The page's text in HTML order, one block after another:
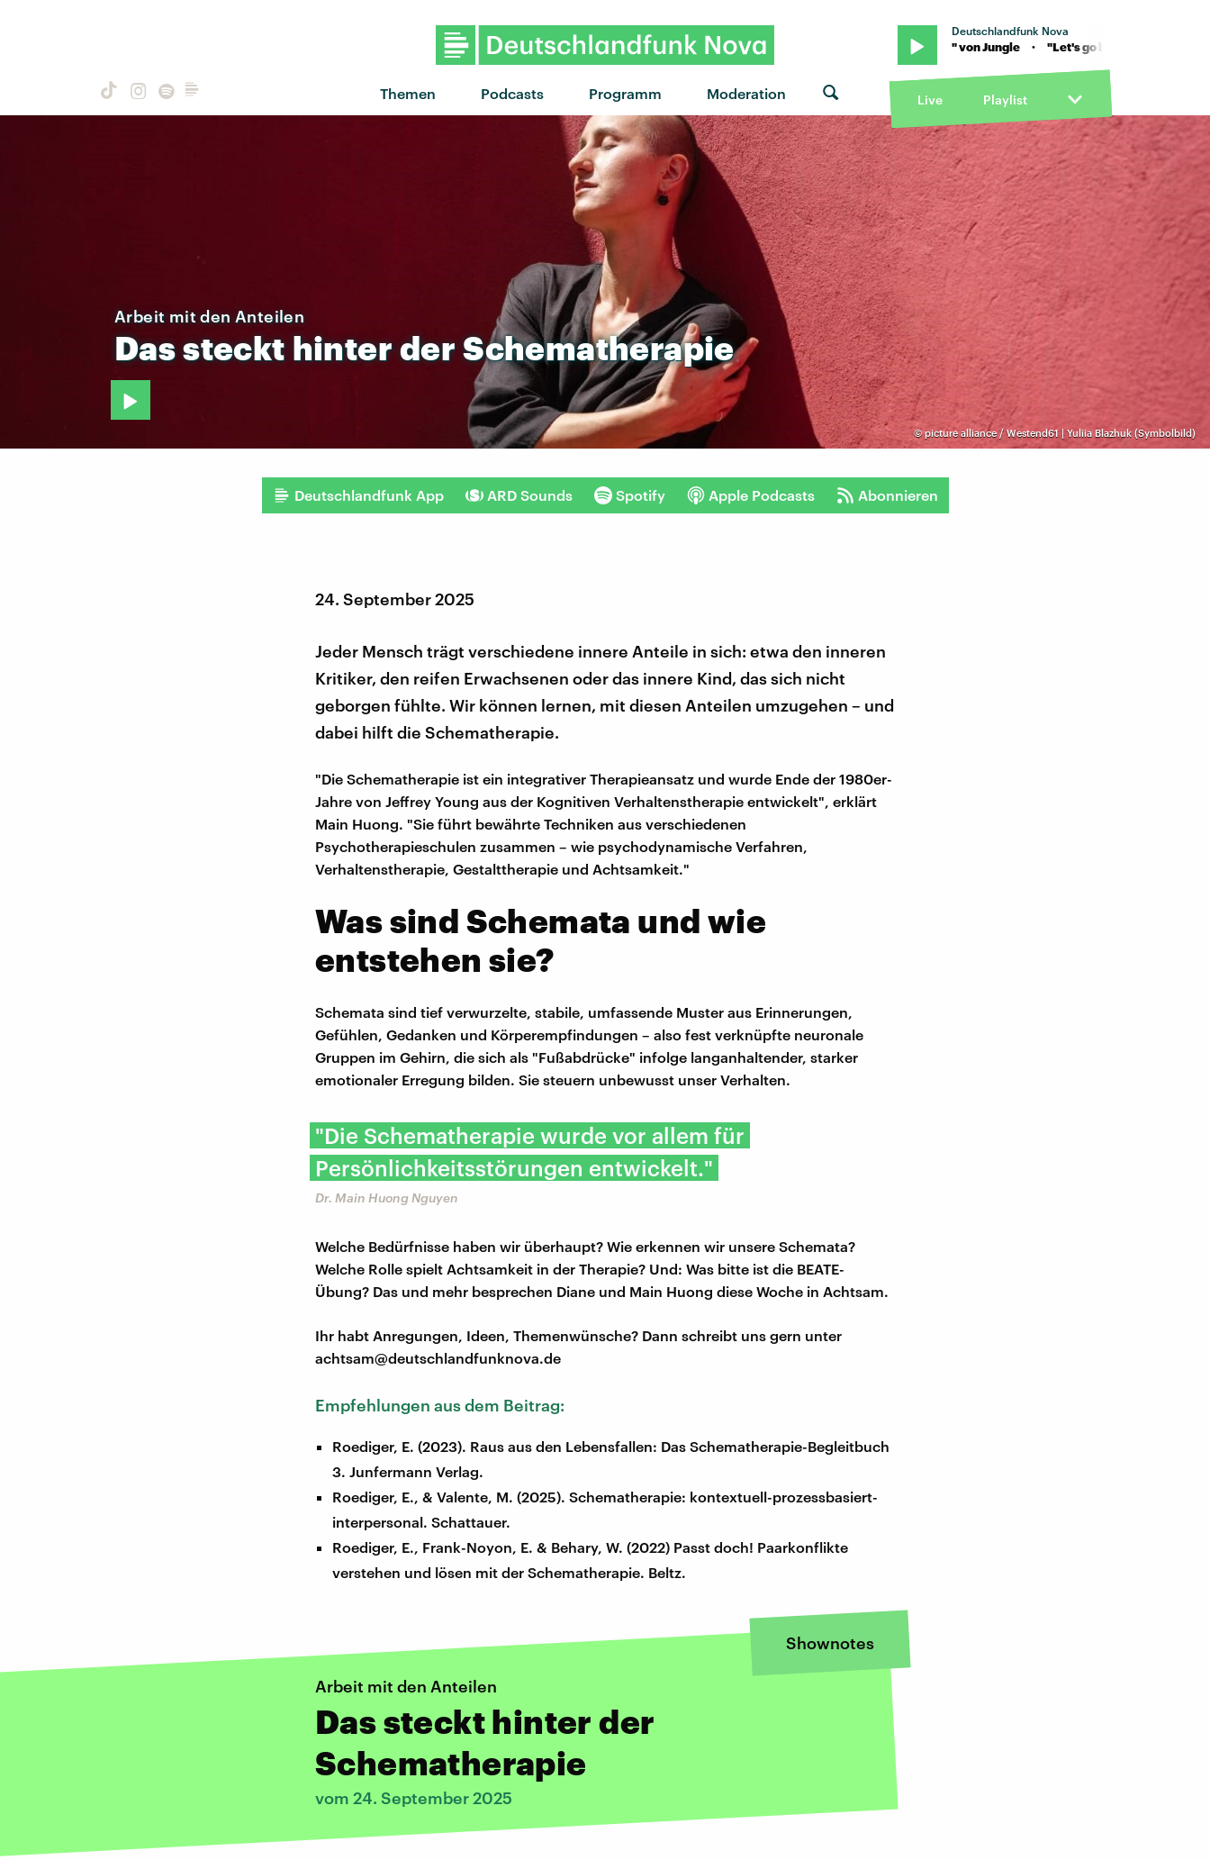
Themen Podcasts Programm Moderation
Deutschlandfunk Nova
"Let's go back" von Jungle · "Let's go back" von Jungle · "Let's go back" von Jungle
Live Playlist
©picture alliance / Westend61 | Yuliia Blazhuk (Symbolbild)
Arbeit mit den Anteilen
Dassteckt hinterderSchematherapie
Deutschlandfunk App ARD Sounds Spotify Apple Podcasts Abonnieren
24. September 2025
Jeder Mensch trägt verschiedene innere Anteile in sich: etwa den inneren
Kritiker, den reifen Erwachsenen oder das innere Kind, das sich nicht
geborgen fühlte. Wir können lernen, mit diesen Anteilen umzugehen – und
dabei hilft die Schematherapie.
"Die Schematherapie ist ein integrativer Therapieansatz und wurde Ende der 1980er-
Jahre von Jeffrey Young aus der Kognitiven Verhaltenstherapie entwickelt", erklärt
Main Huong. "Sie führt bewährte Techniken aus verschiedenen
Psychotherapieschulen zusammen – wie psychodynamische Verfahren,
Verhaltenstherapie, Gestalttherapie und Achtsamkeit."
Was sind Schemata und wie
entstehen sie?
Schemata sind tief verwurzelte, stabile, umfassende Muster aus Erinnerungen,
Gefühlen, Gedanken und Körperempfindungen – also fest verknüpfte neuronale
Gruppen im Gehirn, die sich als "Fußabdrücke" infolge langanhaltender, starker
emotionaler Erregung bilden. Sie steuern unbewusst unser Verhalten.
"Die Schematherapie wurde vor allem für
Persönlichkeitsstörungen entwickelt."
Dr. Main Huong Nguyen
Welche Bedürfnisse haben wir überhaupt? Wie erkennen wir unsere Schemata?
Welche Rolle spielt Achtsamkeit in der Therapie? Und: Was bitte ist die BEATE-
Übung? Das und mehr besprechen Diane und Main Huong diese Woche in Achtsam.
Ihr habt Anregungen, Ideen, Themenwünsche? Dann schreibt uns gern unter
achtsam@deutschlandfunknova.de
Empfehlungen aus dem Beitrag:
Roediger, E. (2023). Raus aus den Lebensfallen: Das Schematherapie-Begleitbuch
3. Junfermann Verlag.
Roediger, E., & Valente, M. (2025). Schematherapie: kontextuell-prozessbasiert-
interpersonal. Schattauer.
Roediger, E., Frank-Noyon, E. & Behary, W. (2022) Passt doch! Paarkonflikte
verstehen und lösen mit der Schematherapie. Beltz.
Shownotes
Arbeit mit den Anteilen
Das steckt hinter der
Schematherapie
vom 24. September 2025